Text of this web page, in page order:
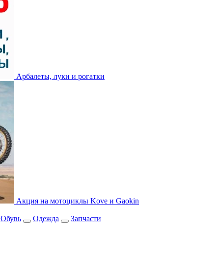
Арбалеты, луки и рогатки
Акция на мотоциклы Kove и Gaokin
Обувь Одежда Запчасти